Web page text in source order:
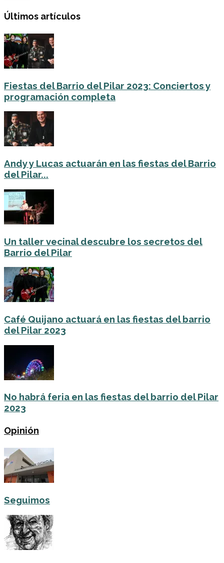
Últimos artículos
Fiestas del Barrio del Pilar 2023: Conciertos y
programación completa
Andy y Lucas actuarán en las fiestas del Barrio
del Pilar...
Un taller vecinal descubre los secretos del
Barrio del Pilar
Café Quijano actuará en las fiestas del barrio
del Pilar 2023
No habrá feria en las fiestas del barrio del Pilar
2023
Opinión
Seguimos